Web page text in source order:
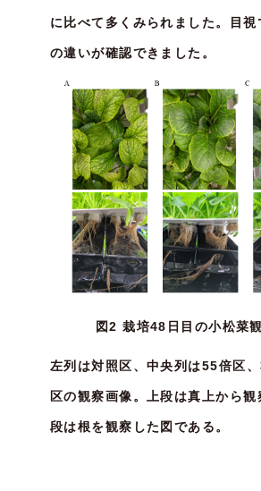
に比べて多くみられました。目
の違いが確認できました。
図2 栽培48日目の小松菜
左列は対照区、中央列は55倍区
区の観察画像。上段は真上から観
段は根を観察した図である。